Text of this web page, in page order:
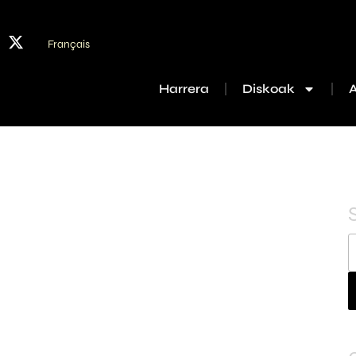
Français
Harrera Diskoak